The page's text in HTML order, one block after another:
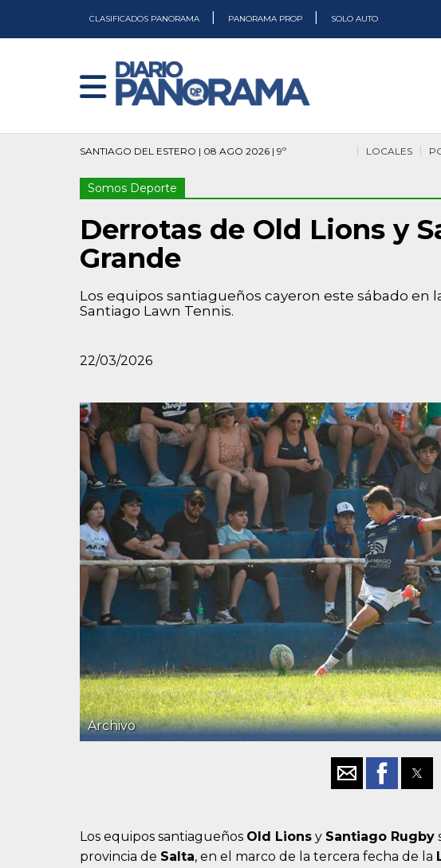
CLASIFICADOS PANORAMA PANORAMA PROP SOLO AUTO
SANTIAGO DEL ESTERO | 08 AGO 2026 | 9º LOCALES
Somos Deporte
Derrotas de Old Lions y
Grande
Los equipos santiagueños cayeron este sábado en
Santiago Lawn Tennis.
22/03/2026
Archivo
Los equipos santiagueños Old Lions y Santiago Rugby
provincia de Salta, en el marco de la tercera fecha de la